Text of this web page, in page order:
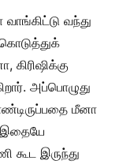
வந்து
கொடுத்துக்
கிரிஷிக்கு
அப்பொழுது
மீனா
இதையே
கூட இருந்து